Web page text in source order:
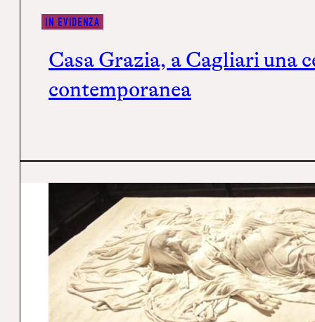
IN EVIDENZA
Casa Grazia, a Cagliari una
contemporanea